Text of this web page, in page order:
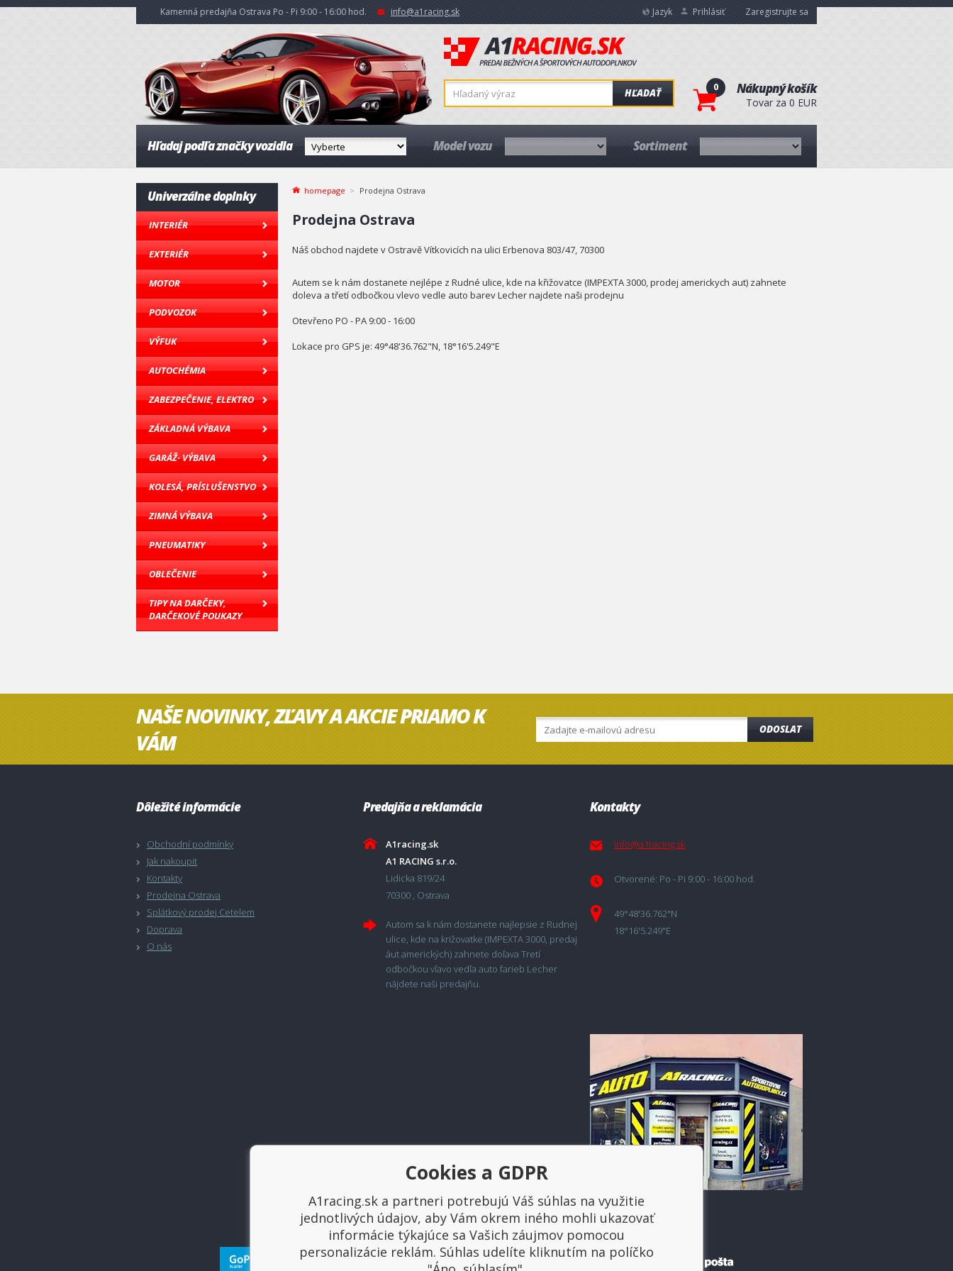
Kamenná predajňa Ostrava Po - Pi 9:00 - 16:00 hod. info@a1racing.sk Jazyk Prihlásiť Zaregistrujte sa
HĽADAŤ 0 Nákupný košík
Tovar za 0 EUR
Hľadaj podľa značky vozidla Model vozu Sortiment
Univerzálne doplnky
INTERIÉR
EXTERIÉR
MOTOR
PODVOZOK
VÝFUK
AUTOCHÉMIA
ZABEZPEČENIE, ELEKTRO
ZÁKLADNÁ VÝBAVA
GARÁŽ- VÝBAVA
KOLESÁ, PRÍSLUŠENSTVO
ZIMNÁ VÝBAVA
PNEUMATIKY
OBLEČENIE
TIPY NA DARČEKY,
DARČEKOVÉ POUKAZY
homepage Prodejna Ostrava
Prodejna Ostrava
Náš obchod najdete v Ostravě Vítkovicích na ulici Erbenova 803/47, 70300
Autem se k nám dostanete nejlépe z Rudné ulice, kde na křižovatce (IMPEXTA 3000, prodej americkych aut) zahnete
doleva a třetí odbočkou vlevo vedle auto barev Lecher najdete naši prodejnu
Otevřeno PO - PA 9:00 - 16:00
Lokace pro GPS je: 49°48'36.762"N, 18°16'5.249"E
NAŠE NOVINKY, ZĽAVY A AKCIE PRIAMO K
VÁM
ODOSLAT
Dôležité informácie
Obchodní podmínky
Jak nakoupit
Kontakty
Prodejna Ostrava
Splátkový prodej Cetelem
Doprava
O nás
Predajňa a reklamácia
A1racing.sk
A1 RACING s.r.o.
Lidicka 819/24
70300 , Ostrava
Autom sa k nám dostanete najlepsie z Rudnej
ulice, kde na križovatke (IMPEXTA 3000, predaj
áut amerických) zahnete doľava Tretí
odbočkou vľavo vedľa auto farieb Lecher
nájdete naši predajňu.
Kontakty
info@a1racing.sk
Otvorené: Po - Pi 9:00 - 16:00 hod.
49°48'36.762"N
18°16'5.249"E
Platba a doprava
Cookies a GDPR
A1racing.sk a partneri potrebujú Váš súhlas na využitie
jednotlivých údajov, aby Vám okrem iného mohli ukazovať
informácie týkajúce sa Vašich záujmov pomocou
personalizácie reklám. Súhlas udelíte kliknutím na políčko